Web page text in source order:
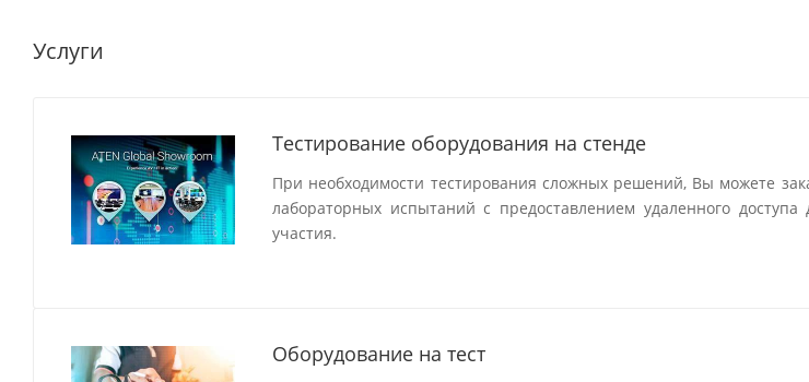
Услуги
Тестирование оборудования на стенде
При необходимости тестирования сложных решений, Вы можете
лабораторных испытаний с предоставлением удаленного доступа
участия.
Оборудование на тест